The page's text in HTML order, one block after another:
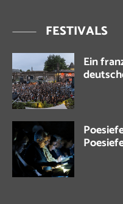
FESTIVALS
Ein